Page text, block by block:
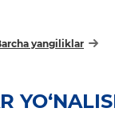
yangiliklar